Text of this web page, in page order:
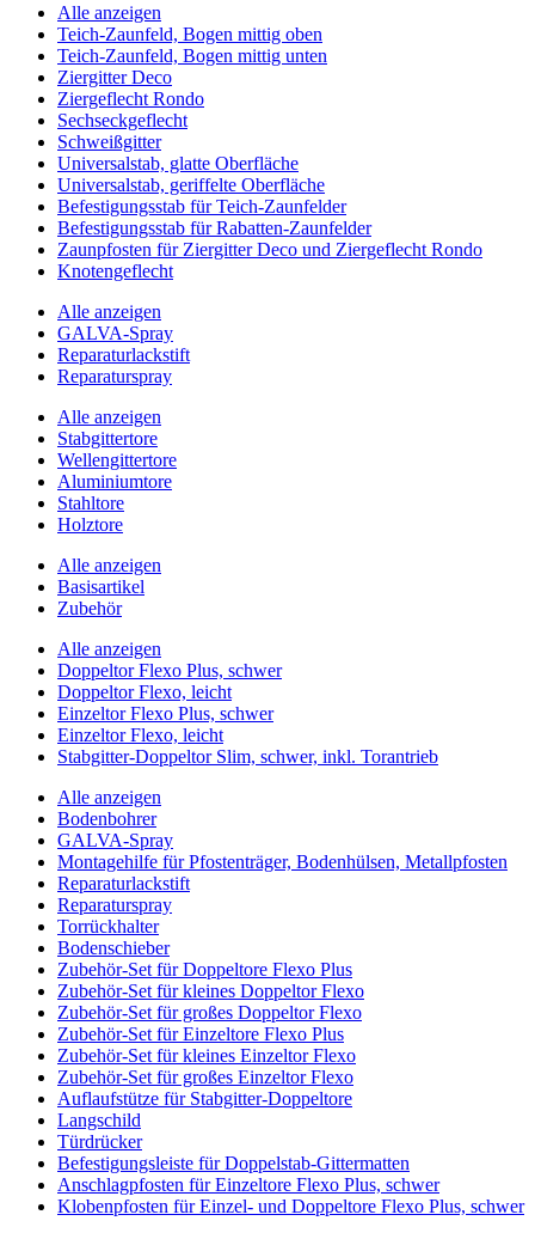
Alle anzeigen
Teich-Zaunfeld, Bogen mittig oben
Teich-Zaunfeld, Bogen mittig unten
Ziergitter Deco
Ziergeflecht Rondo
Sechseckgeflecht
Schweißgitter
Universalstab, glatte Oberfläche
Universalstab, geriffelte Oberfläche
Befestigungsstab für Teich-Zaunfelder
Befestigungsstab für Rabatten-Zaunfelder
Zaunpfosten für Ziergitter Deco und Ziergeflecht Rondo
Knotengeflecht
Alle anzeigen
GALVA-Spray
Reparaturlackstift
Reparaturspray
Alle anzeigen
Stabgittertore
Wellengittertore
Aluminiumtore
Stahltore
Holztore
Alle anzeigen
Basisartikel
Zubehör
Alle anzeigen
Doppeltor Flexo Plus, schwer
Doppeltor Flexo, leicht
Einzeltor Flexo Plus, schwer
Einzeltor Flexo, leicht
Stabgitter-Doppeltor Slim, schwer, inkl. Torantrieb
Alle anzeigen
Bodenbohrer
GALVA-Spray
Montagehilfe für Pfostenträger, Bodenhülsen, Metallpfosten
Reparaturlackstift
Reparaturspray
Torrückhalter
Bodenschieber
Zubehör-Set für Doppeltore Flexo Plus
Zubehör-Set für kleines Doppeltor Flexo
Zubehör-Set für großes Doppeltor Flexo
Zubehör-Set für Einzeltore Flexo Plus
Zubehör-Set für kleines Einzeltor Flexo
Zubehör-Set für großes Einzeltor Flexo
Auflaufstütze für Stabgitter-Doppeltore
Langschild
Türdrücker
Befestigungsleiste für Doppelstab-Gittermatten
Anschlagpfosten für Einzeltore Flexo Plus, schwer
Klobenpfosten für Einzel- und Doppeltore Flexo Plus, schwer